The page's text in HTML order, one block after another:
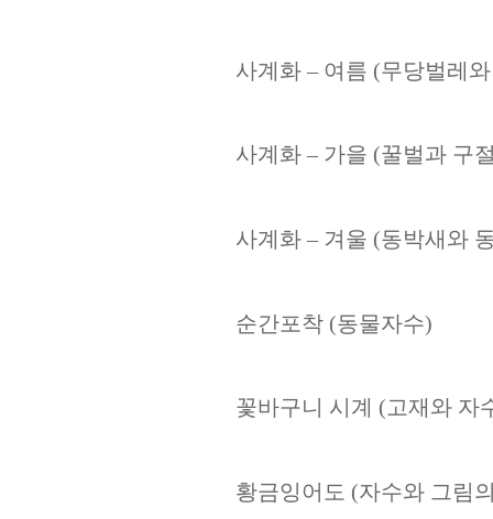
사계화 – 여름 (무당벌레
사계화 – 가을 (꿀벌과 구
사계화 – 겨울 (동박새와
순간포착 (동물자수)
꽃바구니 시계 (고재와 자
황금잉어도 (자수와 그림